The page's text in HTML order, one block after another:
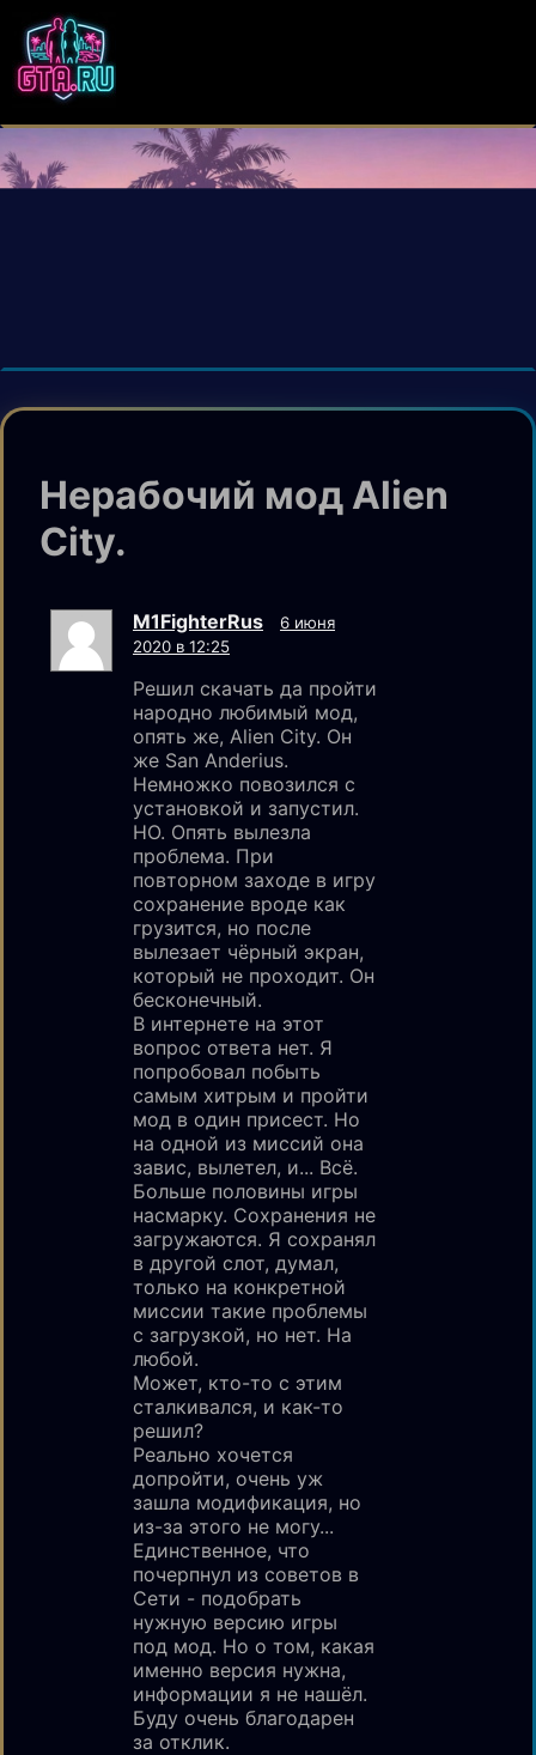
Нерабочий мод Alien
City.
M1FighterRus
6 июня
2020 в 12:25
Решил скачать да пройти
народно любимый мод,
опять же, Alien City. Он
же San Anderius.
Немножко повозился с
установкой и запустил.
НО. Опять вылезла
проблема. При
повторном заходе в игру
сохранение вроде как
грузится, но после
вылезает чёрный экран,
который не проходит. Он
бесконечный.
В интернете на этот
вопрос ответа нет. Я
попробовал побыть
самым хитрым и пройти
мод в один присест. Но
на одной из миссий она
завис, вылетел, и... Всё.
Больше половины игры
насмарку. Сохранения не
загружаются. Я сохранял
в другой слот, думал,
только на конкретной
миссии такие проблемы
с загрузкой, но нет. На
любой.
Может, кто-то с этим
сталкивался, и как-то
решил?
Реально хочется
допройти, очень уж
зашла модификация, но
из-за этого не могу...
Единственное, что
почерпнул из советов в
Сети - подобрать
нужную версию игры
под мод. Но о том, какая
именно версия нужна,
информации я не нашёл.
Буду очень благодарен
за отклик.